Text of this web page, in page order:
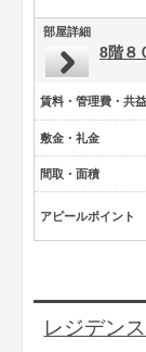
部屋詳細
8階８
賃料・管理費・共
敷金・礼金
間取・面積
アピールポイント
レジデン